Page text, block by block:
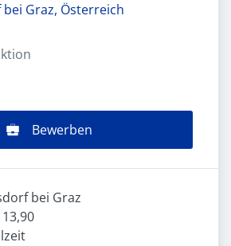
Graz, Österreich
Bewerben
bei Graz